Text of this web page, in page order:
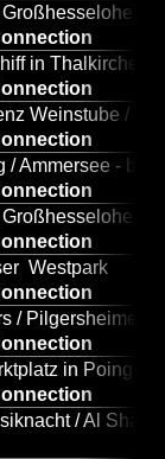
Großhesselohe
in Thalkirchen
Weinstube /
/ Ammersee - bei
-
Westpark
/
in Poing
/ Al